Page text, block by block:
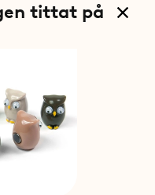
tittat på